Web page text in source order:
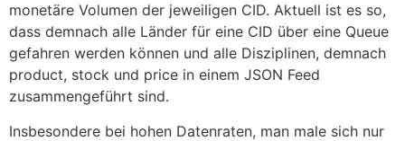
monetäre Volumen der jeweiligen CID. Aktuell ist es so,
dass demnach alle Länder für eine CID über eine Queue
gefahren werden können und alle Disziplinen, demnach
product, stock und price in einem JSON Feed
zusammengeführt sind.
Insbesondere bei hohen Datenraten, man male sich nur